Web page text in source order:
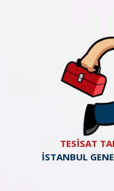
TESİSAT
İSTANBUL